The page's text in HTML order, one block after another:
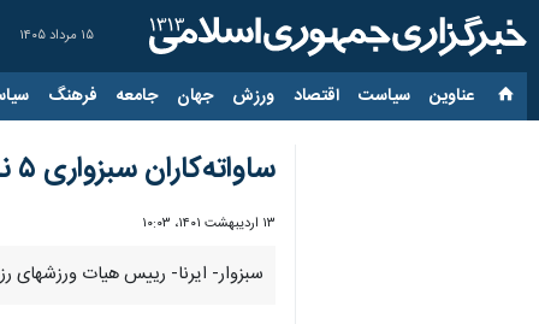
۱۵ مرداد ۱۴۰۵
عناوین‌ سیاست اقتصاد ورزش جهان جامعه فرهنگ
ساواته‌کاران سبزواری ۵ نشان جهانی گرفتند
۱۳ اردیبهشت ۱۴۰۱، ۱۰:۰۳